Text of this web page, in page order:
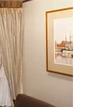
航
航
顿
要品尝阿根廷
馅饼
。而传统
地常见的特
旅后 ，您可